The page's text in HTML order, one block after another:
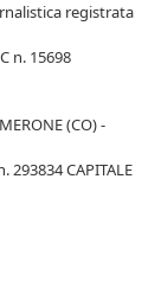
registrata
n. 15698
(CO) -
293834 CAPITALE